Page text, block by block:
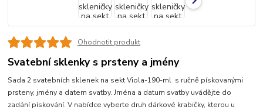
Ohodnotit produkt
Svatební sklenky s prsteny a jmény
Sada 2 svatebních sklenek na sekt Viola-190-ml s ručně pískovanými
prsteny, jmény a datem svatby. Jména a datum svatby uvádějte do
zadání pískování. V nabídce vyberte druh dárkové krabičky, kterou u